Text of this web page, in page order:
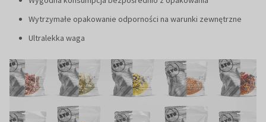
Wytrzymałe opakowanie odporności na warunki zewnętrzne
Ultralekka waga